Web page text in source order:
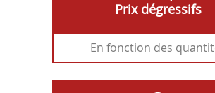
Prix dégressifs
En fonction des